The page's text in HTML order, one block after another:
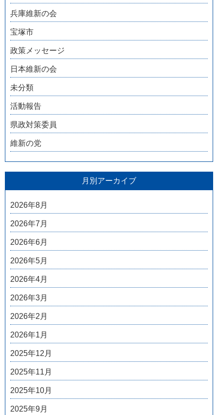
兵庫維新の会
宝塚市
政策メッセージ
日本維新の会
未分類
活動報告
県政対策委員
維新の党
月別アーカイブ
2026年8月
2026年7月
2026年6月
2026年5月
2026年4月
2026年3月
2026年2月
2026年1月
2025年12月
2025年11月
2025年10月
2025年9月